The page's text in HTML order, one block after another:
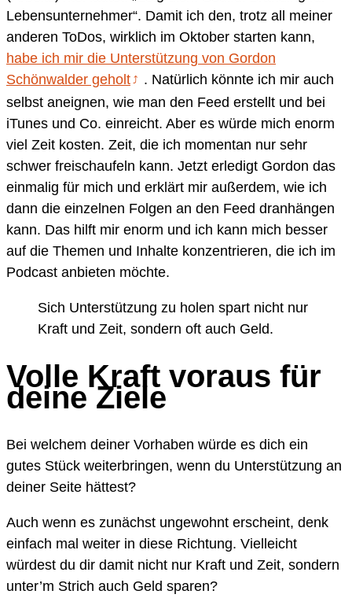
Lebensunternehmer“. Damit ich den, trotz all meiner
anderen ToDos, wirklich im Oktober starten kann,
habe ich mir die Unterstützung von Gordon
Schönwalder geholt
. Natürlich könnte ich mir auch
selbst aneignen, wie man den Feed erstellt und bei
iTunes und Co. einreicht. Aber es würde mich enorm
viel Zeit kosten. Zeit, die ich momentan nur sehr
schwer freischaufeln kann. Jetzt erledigt Gordon das
einmalig für mich und erklärt mir außerdem, wie ich
dann die einzelnen Folgen an den Feed dranhängen
kann. Das hilft mir enorm und ich kann mich besser
auf die Themen und Inhalte konzentrieren, die ich im
Podcast anbieten möchte.
Sich Unterstützung zu holen spart nicht nur
Kraft und Zeit, sondern oft auch Geld.
Volle Kraft voraus für
deine Ziele
Bei welchem deiner Vorhaben würde es dich ein
gutes Stück weiterbringen, wenn du Unterstützung an
deiner Seite hättest?
Auch wenn es zunächst ungewohnt erscheint, denk
einfach mal weiter in diese Richtung. Vielleicht
würdest du dir damit nicht nur Kraft und Zeit, sondern
unter’m Strich auch Geld sparen?